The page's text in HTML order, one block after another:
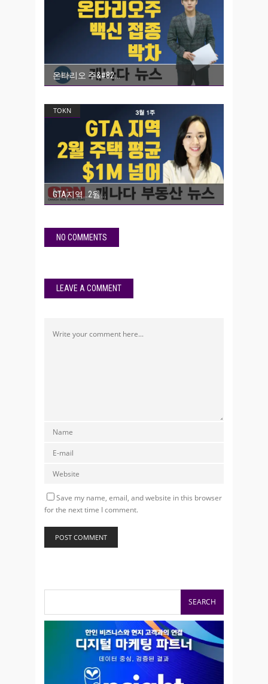
온타리오 주&#82
TOKN
GTA지역…2월
NO COMMENTS
LEAVE A COMMENT
Save my name, email, and website in this browser
for the next time I comment.